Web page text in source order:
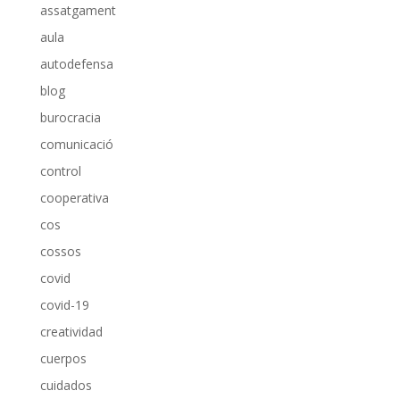
assatgament
aula
autodefensa
blog
burocracia
comunicació
control
cooperativa
cos
cossos
covid
covid-19
creatividad
cuerpos
cuidados